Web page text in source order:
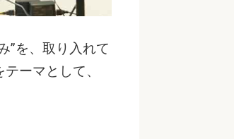
”を、取り入れて
ーマとして、